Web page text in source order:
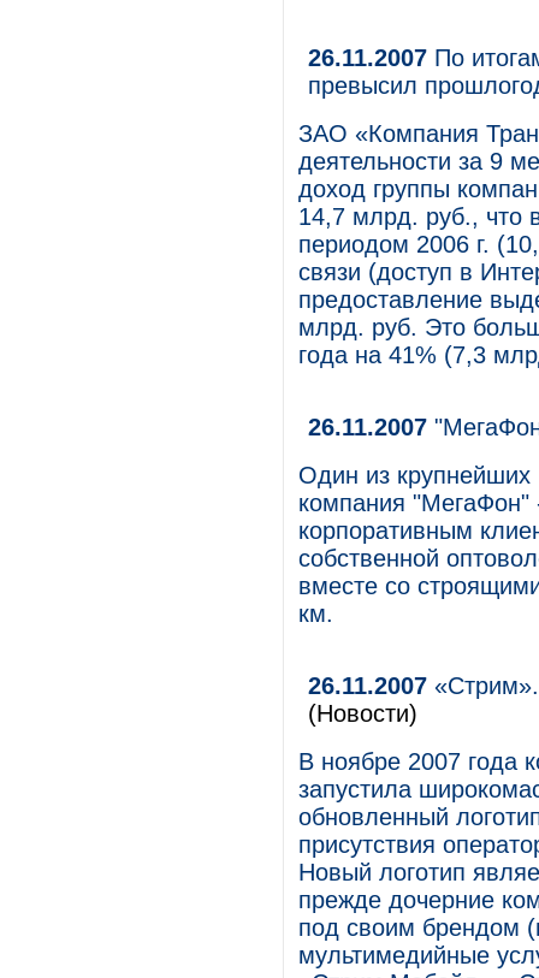
26.11.2007 По
превысил
ЗАО «Компания
деятельности за 9
доход группы
14,7 млрд. руб., что
периодом 2006 г.
связи (доступ в
предоставление
млрд. руб. Это
года на 41% (7,3
26.11.2007
Один из крупнейших
компания "МегаФон"
корпоративным
собственной
вместе со
км.
26.11.2007
(Новости)
В ноябре 2007 года
запустила
обновленный
присутствия
Новый логотип
прежде дочерние
под своим брендом
мультимедийные